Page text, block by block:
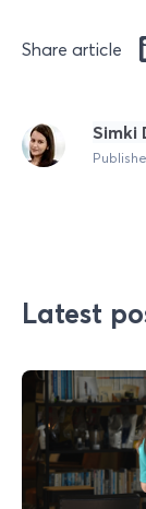
Share article
Simki
Latest